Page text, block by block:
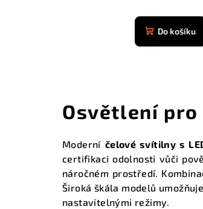
je
Do košíku
Osvětlení
Moderní čelové svítilny s
certifikaci odolnosti vůči
náročném prostředí.
Široká škála modelů
nastavitelnými režimy.